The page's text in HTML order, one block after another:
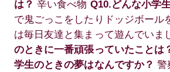
は？ 辛い食べ物 Q10.どんな小学
で鬼ごっこをしたりドッジボール
は毎日友達と集まって遊んでいま
のときに一番頑張っていたことは
学生のときの夢はなんですか？ 警